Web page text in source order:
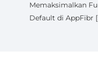
Memaksimalkan
Default di AppFibr